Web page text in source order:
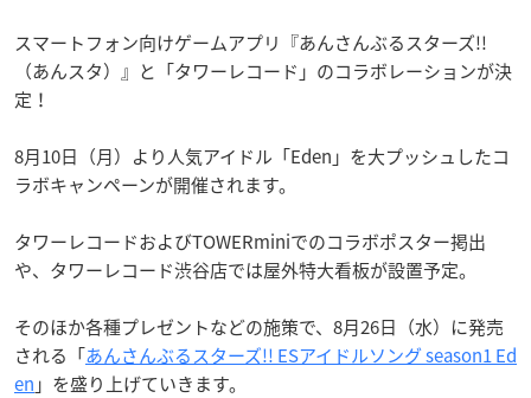
スマートフォン向けゲームアプリ『あんさんぶるスターズ!!
（あんスタ）』と「タワーレコード」のコラボレーションが決
定！
8月10日（月）より人気アイドル「Eden」を大プッシュしたコ
ラボキャンペーンが開催されます。
タワーレコードおよびTOWERminiでのコラボポスター掲出
や、タワーレコード渋谷店では屋外特大看板が設置予定。
そのほか各種プレゼントなどの施策で、8月26日（水）に発売
される「あんさんぶるスターズ!! ESアイドルソング season1 Ed
en 」を盛り上げていきます。